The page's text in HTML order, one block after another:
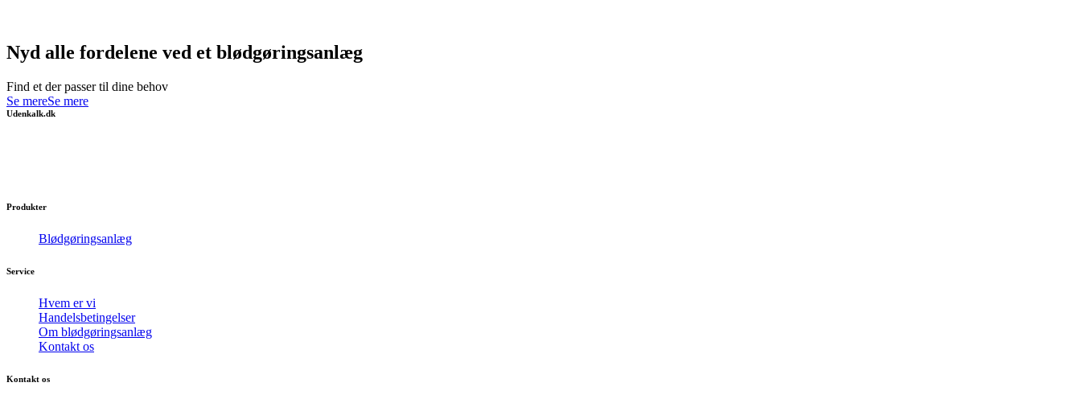
Nyd alle fordelene ved et blødgøringsanlæg
Find et der passer til dine behov
Se mereSe mere
Udenkalk.dk
Produkter
Blødgøringsanlæg
Service
Hvem er vi
Handelsbetingelser
Om blødgøringsanlæg
Kontakt os
Kontakt os